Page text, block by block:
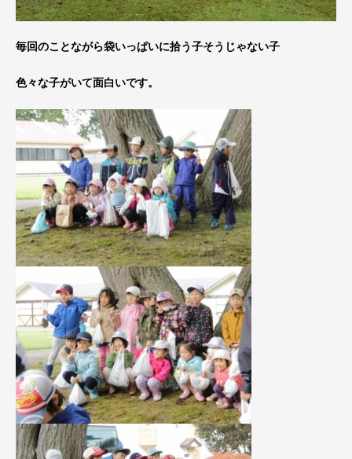
毎回のことながら袋いっぱいに拾う子そうじゃない子
色々な子がいて面白いです。